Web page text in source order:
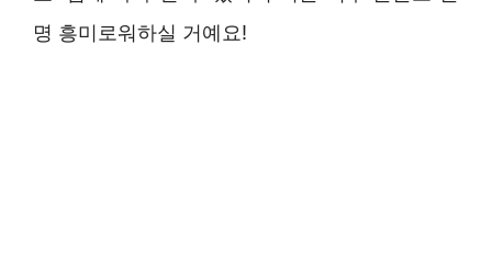
명 흥미로워하실 거예요!